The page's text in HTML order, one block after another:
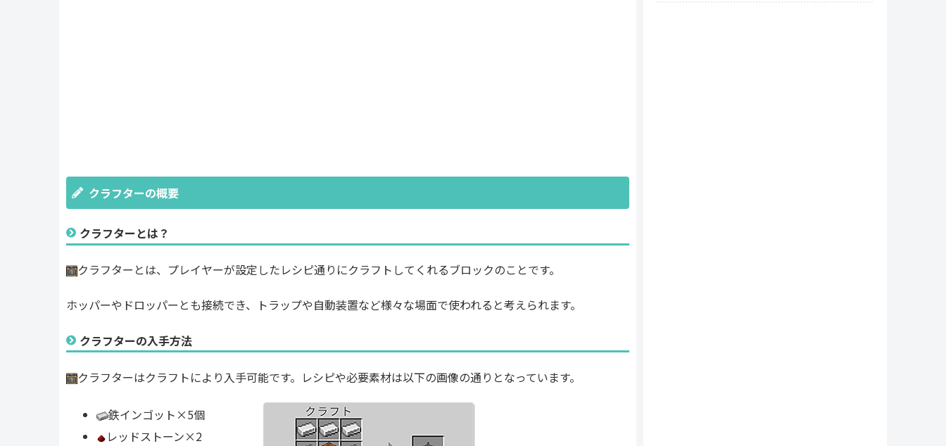
クラフターの概要
クラフターとは？
クラフターとは、プレイヤーが設定したレシピ通りにクラフトしてくれるブロックのことです。
ホッパーやドロッパーとも接続でき、トラップや自動装置など様々な場面で使われると考えられます。
クラフターの入手方法
クラフターはクラフトにより入手可能です。レシピや必要素材は以下の画像の通りとなっています。
鉄インゴット×5個
レッドストーン×2